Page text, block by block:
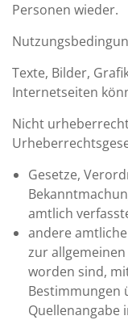
Personen wieder.
Texte, Bilder,
Internetseiten
Nicht
Gesetze,
amtlich
andere
zur
worden sind,
Bestimmungen
Quellenangabe